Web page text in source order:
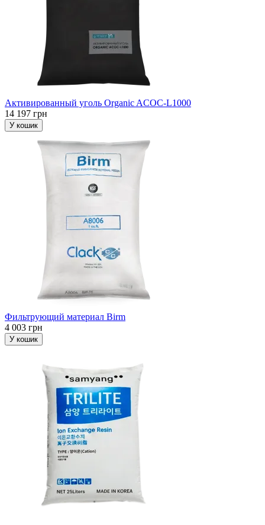
Активированный уголь Organic ACOC-L1000
14 197 грн
У кошик
Фильтрующий материал Birm
4 003 грн
У кошик